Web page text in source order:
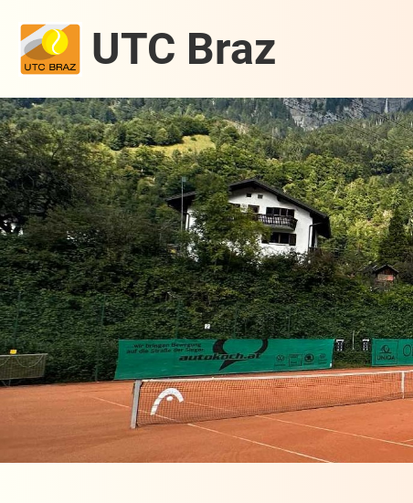
UTC Braz